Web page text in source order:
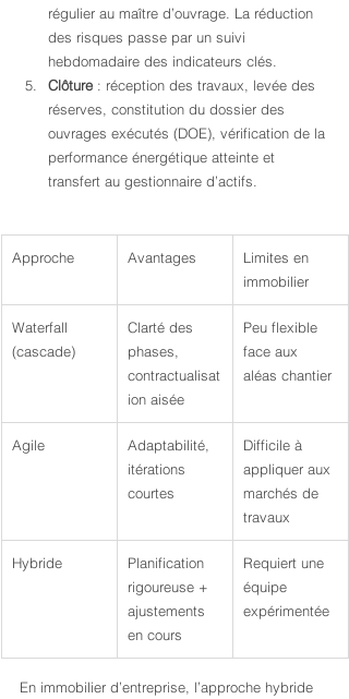
régulier au maître d’ouvrage. La réduction
des risques passe par un suivi
hebdomadaire des indicateurs clés.
Clôture : réception des travaux, levée des
réserves, constitution du dossier des
ouvrages exécutés (DOE), vérification de la
performance énergétique atteinte et
transfert au gestionnaire d’actifs.
Approche Avantages
Limites en
immobilier
Waterfall
(cascade)
Clarté des
phases,
contractualisat
ion aisée
Peu flexible
face aux
aléas chantier
Agile
Adaptabilité,
itérations
courtes
Difficile à
appliquer aux
marchés de
travaux
Hybride
Planification
rigoureuse +
ajustements
en cours
Requiert une
équipe
expérimentée
En immobilier d’entreprise, l’approche hybride